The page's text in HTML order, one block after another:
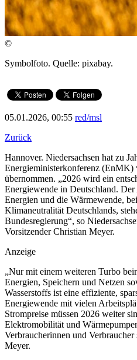
©
Symbolfoto. Quelle: pixabay.
05.01.2026, 00:55 red/msl
Zurück
Hannover. Niedersachsen hat zu
Energieministerkonferenz (EnMK)
übernommen. „2026 wird ein
Energiewende in Deutschland. Der
Energien und die Wärmewende,
Klimaneutralität Deutschlands,
Bundesregierung“, so
Vorsitzender Christian Meyer.
Anzeige
„Nur mit einem weiteren Turbo
Energien, Speichern und Netzen
Wasserstoffs ist eine effiziente,
Energiewende mit vielen
Strompreise müssen 2026 weiter
Elektromobilität und
Verbraucherinnen und
Meyer.